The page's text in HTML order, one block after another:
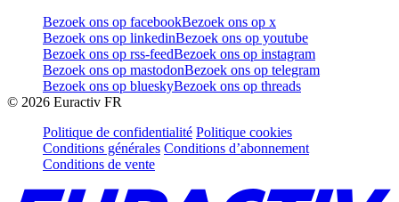
Bezoek ons op facebookBezoek ons op x
Bezoek ons op linkedinBezoek ons op youtube
Bezoek ons op rss-feedBezoek ons op instagram
Bezoek ons op mastodonBezoek ons op telegram
Bezoek ons op blueskyBezoek ons op threads
© 2026 Euractiv FR
Politique de confidentialité Politique cookies
Conditions générales Conditions d’abonnement
Conditions de vente